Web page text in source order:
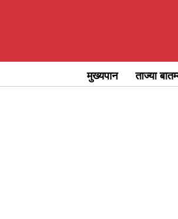
मुख्यपान ताज्या